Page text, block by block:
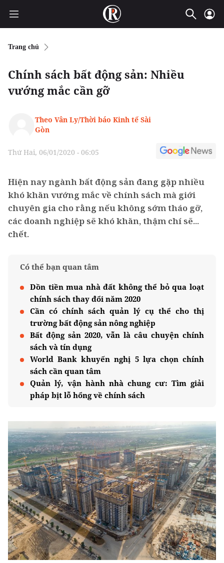
Trang chủ
Chính sách bất động sản: Nhiều
vướng mắc cần gỡ
Theo Vân Ly/Thời báo Kinh tế Sài
Gòn
Thứ Hai, 06/01/2020 - 06:05
Hiện nay ngành bất động sản đang gặp nhiều
khó khăn vướng mắc về chính sách mà giới
chuyên gia cho rằng nếu không sớm tháo gỡ,
các doanh nghiệp sẽ khó khăn, thậm chí sẽ...
chết.
Có thể bạn quan tâm
Dồn tiền mua nhà đất không thể bỏ qua loạt
chính sách thay đổi năm 2020
Cần có chính sách quản lý cụ thể cho thị
trường bất động sản nông nghiệp
Bất động sản 2020, vẫn là câu chuyện chính
sách và tín dụng
World Bank khuyến nghị 5 lựa chọn chính
sách cần quan tâm
Quản lý, vận hành nhà chung cư: Tìm giải
pháp bịt lỗ hổng về chính sách